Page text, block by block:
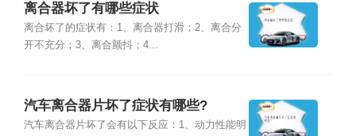
离合器坏了有哪些症状
离合坏了的症状有：1、离合器打滑；2、离合分
开不充分；3、离合颤抖；4...
汽车离合器片坏了症状有哪些?
汽车离合器片坏了会有以下反应：1、动力性能明